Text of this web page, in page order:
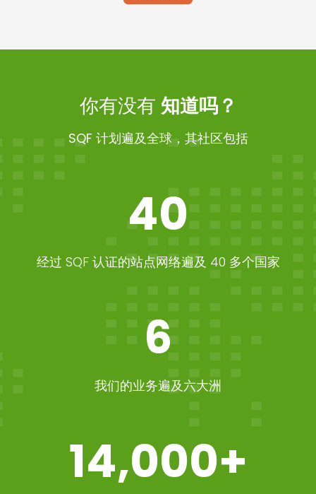
你有没有 知道吗？
SQF 计划遍及全球，其社区包括
40
经过 SQF 认证的站点网络遍及 40 多个国家
6
我们的业务遍及六大洲
14,000+